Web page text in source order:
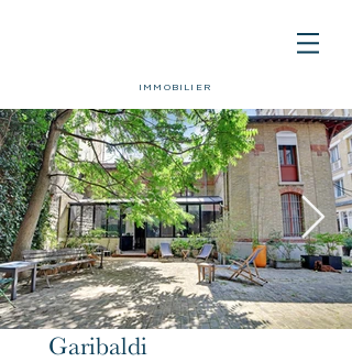
IMMOBILIER
Garibaldi